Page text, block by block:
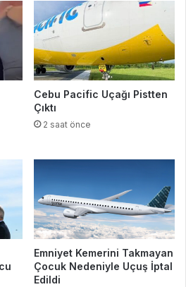
Cebu Pacific Uçağı Pistten
Çıktı
2 saat önce
Emniyet Kemerini Takmayan
Çocuk Nedeniyle Uçuş İptal
Edildi